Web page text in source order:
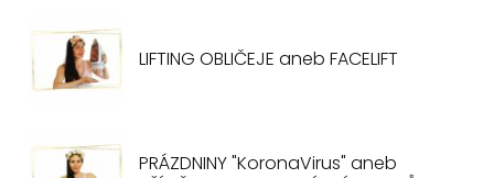
LIFTING OBLIČEJE aneb FACELIFT
PRÁZDNINY "KoronaVirus" aneb